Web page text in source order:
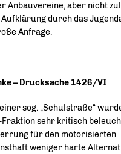
Anbauvereine, aber nicht
durch das
Anfrage.
– Drucksache 1426/VI
sog. „Schulstraße“
sehr kritisch
für den motorisierten
weniger harte